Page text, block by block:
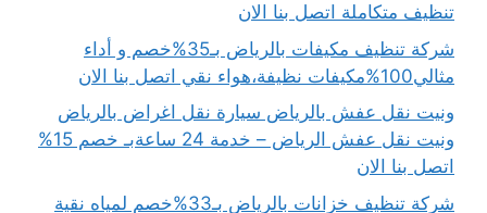
تنظيف متكاملة اتصل بنا الان
شركة تنظيف مكيفات بالرياض بـ35%خصم و أداء
مثالي100%مكيفات نظيفة،هواء نقي اتصل بنا الان
ونيت نقل عفش بالرياض سيارة نقل اغراض بالرياض
ونيت نقل عفش الرياض – خدمة 24 ساعةبـ خصم 15%
اتصل بنا الان
شركة تنظيف خزانات بالرياض بـ33%خصم لمياه نقية